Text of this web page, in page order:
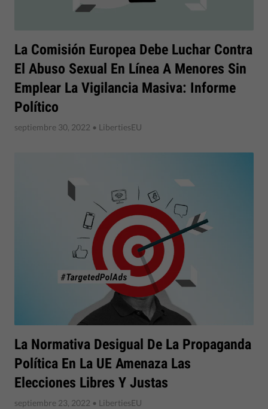
La Comisión Europea Debe Luchar Contra
El Abuso Sexual En Línea A Menores Sin
Emplear La Vigilancia Masiva: Informe
Político
septiembre 30, 2022 • LibertiesEU
La Normativa Desigual De La Propaganda
Política En La UE Amenaza Las
Elecciones Libres Y Justas
septiembre 23, 2022 • LibertiesEU